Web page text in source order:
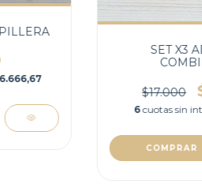
SET X3
$17.000
6 cuotas sin